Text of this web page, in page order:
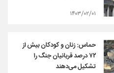
۱۴۰۳/۰۲/۰۱
حماس: زنان و کودکان بیش از
۷۲ درصد قربانیان جنگ را
تشکیل می‌دهند